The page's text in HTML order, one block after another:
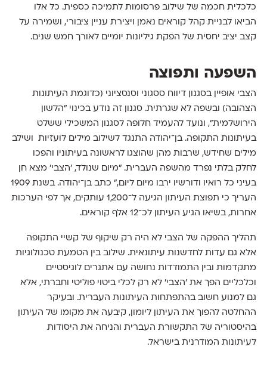
כלכלית חכמה של שילוב פרסומות לתמיכה כספית. כל אלו
הביאו לבניית קהל קוראים נאמן ויצירת עניין ציבורי, ושמירה על
קצב יציב יחסית של הפקת גיליונות יומיים לאורך חמש שנים.
השפעה ותפוצה
הצבי אופיין בסגנון דיווח ססגוני וסנסציוני (כדוגמת העיתונות
הצהובה) ובשפה לא שגרתית. סגנון זה נודע בכינוי "הלשון
הירושלמית", ונועד להעמיד חלופה לסגנון המשכילי ששלט
בעיתונות התקופה. בן־יהודה התנגד לשילוב מילים לועזיות ושילב
מילים שחידש, שרבות מהן שהוצגו לראשונה בעיתוניו והפכו
לחלק בלתי נפרד מהשפה העברית. "מיום שנולד, 'הצבי' מצא חן
בעיני כל רואיו ודורשיו ירבו מיום ליום," כתב בן־יהודה. בשנת 1909
העריך כי תפוצת העיתון הגיעה ל־1,200 עותקים, אך לפי הערכות
אחרות, בשיאו הגיע העיתון לכ־12 אלף קוראים.
תהליך ההפקה של הצבי לא היה רק שיקוף של קשיי התקופה
אלא גם עדות לחדשנות עיתונאית. שילוב בין הטמעת טכנולוגיות
מתקדמות ובין התמודדות נחושה עם אתגרים לוגיסטיים
וכלכליים הפך את 'הצבי' לא רק לכלי ביטוי פוליטי וחברתי, אלא
גם למנוע חשוב בהתפתחות העיתונות העברית. ובעיקר
ההחלטה להפוך את העיתון ליומון, קיבעה את מקומו של העיתון
בהיסטוריה של התקשורת העברית והניחה את היסודות
לעיתונות המודרנית בישראל.